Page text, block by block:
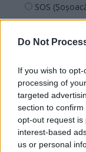
Do Not
If you wish to
processing of
targeted
section to
opt-out request is
interest-based
us or personal
SOS
POT (Gavrilă)
PACE (Peia)
PDF
PUSL (D.
PNȚCD
PNCR
Partidul